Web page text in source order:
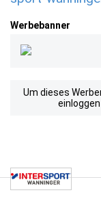
Werbebanner
Um dieses